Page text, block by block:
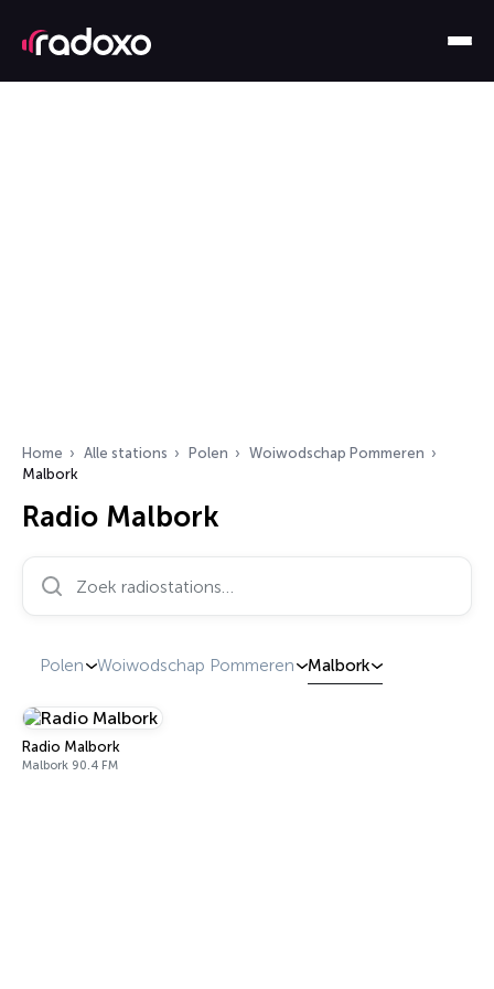
Home Alle stations Polen
Woiwodschap Pommeren
Malbork
Radio Malbork
Polen Woiwodschap Pommeren Malbork
Radio Malbork
Malbork 90.4 FM